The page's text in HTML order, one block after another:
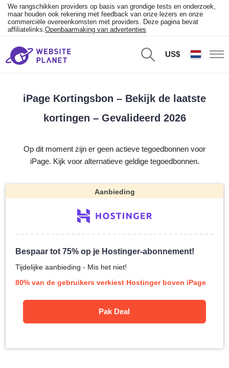
We rangschikken providers op basis van grondige tests en onderzoek,
maar houden ook rekening met feedback van onze lezers en onze
commerciële overeenkomsten met providers. Deze pagina bevat
affiliatelinks.Openbaarmaking van advertenties
US$
iPage Kortingsbon – Bekijk de laatste
kortingen – Gevalideerd 2026
Op dit moment zijn er geen actieve tegoedbonnen voor
iPage. Kijk voor alternatieve geldige tegoedbonnen.
Aanbieding
Bespaar tot 75% op je Hostinger-abonnement!
Tijdelijke aanbieding - Mis het niet!
80% van de gebruikers verkiest Hostinger boven iPage
Pak Deal